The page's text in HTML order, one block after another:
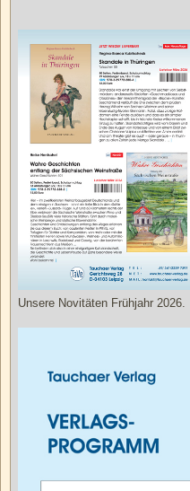
Unsere Novitäten Frühjahr 2026.